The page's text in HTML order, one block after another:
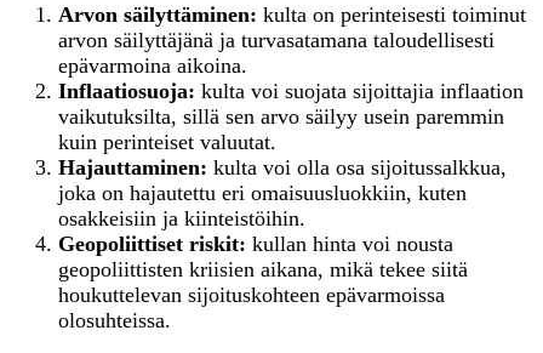
Arvon säilyttäminen: kulta on perinteisesti toiminut
arvon säilyttäjänä ja turvasatamana taloudellisesti
epävarmoina aikoina.
Inflaatiosuoja: kulta voi suojata sijoittajia inflaation
vaikutuksilta, sillä sen arvo säilyy usein paremmin
kuin perinteiset valuutat.
Hajauttaminen: kulta voi olla osa sijoitussalkkua,
joka on hajautettu eri omaisuusluokkiin, kuten
osakkeisiin ja kiinteistöihin.
Geopoliittiset riskit: kullan hinta voi nousta
geopoliittisten kriisien aikana, mikä tekee siitä
houkuttelevan sijoituskohteen epävarmoissa
olosuhteissa.